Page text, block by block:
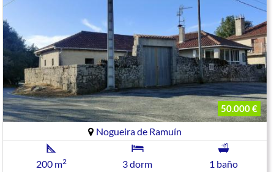
50.000 €
Nogueira de Ramuín
200 m2 3 dorm 1 baño